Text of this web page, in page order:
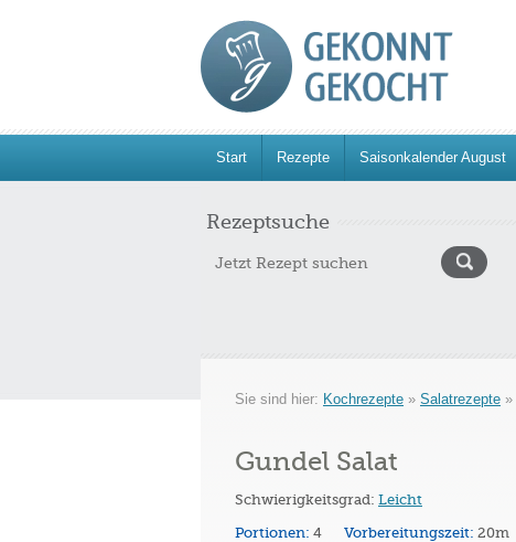
Start Rezepte Saisonkalender August
Rezeptsuche
Sie sind hier: Kochrezepte » Salatrezepte »
Gundel Salat
Schwierigkeitsgrad: Leicht
Portionen: 4 Vorbereitungszeit: 20m